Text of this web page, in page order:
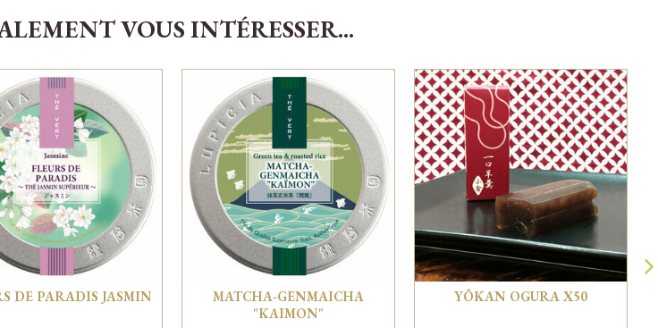
VOUS INTÉRESSER...
DE PARADIS JASMIN
MATCHA-GENMAICHA
"KAIMON"
YÔKAN OGURA X50